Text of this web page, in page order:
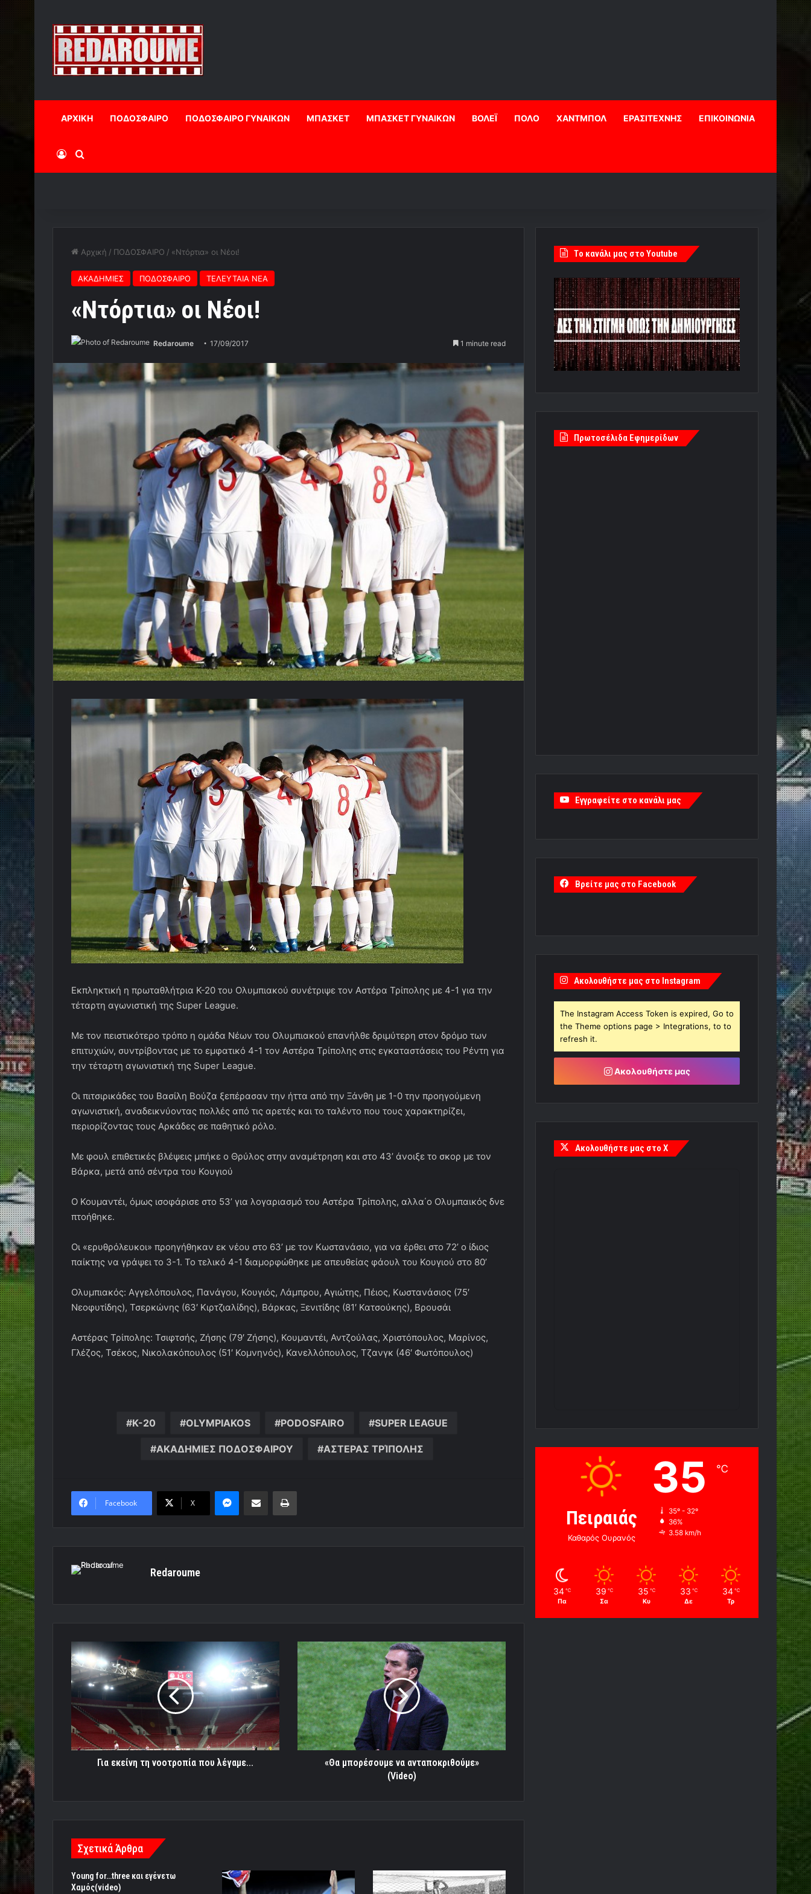
ΑΡΧΙΚΗ ΠΟΔΟΣΦΑΙΡΟ ΠΟΔΟΣΦΑΙΡΟ ΓΥΝΑΙΚΩΝ ΜΠΑΣΚΕΤ ΜΠΑΣΚΕΤ ΓΥΝΑΙΚΩΝ ΒΟΛΕΪ ΠΟΛΟ ΧΑΝΤΜΠΟΛ ΕΡΑΣΙΤΕΧΝΗΣ ΕΠΙΚΟΙΝΩΝΙΑ
Log InΑναζήτηση
Αρχική / ΠΟΔΟΣΦΑΙΡΟ / «Ντόρτια» οι Νέοι!
ΑΚΑΔΗΜΙΕΣ ΠΟΔΟΣΦΑΙΡΟ ΤΕΛΕΥΤΑΙΑ ΝΕΑ
«Ντόρτια» οι Νέοι!
Redaroume 17/09/2017 1 minute read
Εκπληκτική η πρωταθλήτρια Κ-20 του Ολυμπιακού συνέτριψε τον Αστέρα Τρίπολης με 4-1 για την
τέταρτη αγωνιστική της Super League.
Με τον πειστικότερο τρόπο η ομάδα Νέων του Ολυμπιακού επανήλθε δριμύτερη στον δρόμο των
επιτυχιών, συντρίβοντας με το εμφατικό 4-1 τον Αστέρα Τρίπολης στις εγκαταστάσεις του Ρέντη για
την τέταρτη αγωνιστική της Super League.
Οι πιτσιρικάδες του Βασίλη Βούζα ξεπέρασαν την ήττα από την Ξάνθη με 1-0 την προηγούμενη
αγωνιστική, αναδεικνύοντας πολλές από τις αρετές και το ταλέντο που τους χαρακτηρίζει,
περιορίζοντας τους Αρκάδες σε παθητικό ρόλο.
Με φουλ επιθετικές βλέψεις μπήκε ο Θρύλος στην αναμέτρηση και στο 43’ άνοιξε το σκορ με τον
Βάρκα, μετά από σέντρα του Κουγιού
Ο Κουμαντέι, όμως ισοφάρισε στο 53’ για λογαριασμό του Αστέρα Τρίπολης, αλλα΄ο Ολυμπαικός δνε
πτοήθηκε.
Οι «ερυθρόλευκοι» προηγήθηκαν εκ νέου στο 63’ με τον Κωστανάσιο, για να έρθει στο 72’ ο ίδιος
παίκτης να γράψει το 3-1. Το τελικό 4-1 διαμορφώθηκε με απευθείας φάουλ του Κουγιού στο 80’
Ολυμπιακός: Αγγελόπουλος, Πανάγου, Κουγιός, Λάμπρου, Αγιώτης, Πέιος, Κωστανάσιος (75′
Νεοφυτίδης), Τσερκώνης (63′ Κιρτζιαλίδης), Βάρκας, Ξενιτίδης (81′ Κατσούκης), Βρουσάι
Αστέρας Τρίπολης: Τσιφτσής, Ζήσης (79′ Ζήσης), Κουμαντέι, Αντζούλας, Χριστόπουλος, Μαρίνος,
Γλέζος, Τσέκος, Νικολακόπουλος (51′ Κομνηνός), Κανελλόπουλος, Τζανγκ (46′ Φωτόπουλος)
K-20 OLYMPIAKOS PODOSFAIRO SUPER LEAGUE
ΑΚΑΔΗΜΙΕΣ ΠΟΔΟΣΦΑΙΡΟΥ ΑΣΤΕΡΑΣ ΤΡΊΠΟΛΗΣ
Facebook X
MessengerΚοινοποίηση μέσω ηλεκτρονικού ταχυδρομείουΕκτύπωση
Redaroume
Για
εκείνη
τη
νοοτροπία
που
λέγαμε...
Για εκείνη τη νοοτροπία που λέγαμε...
«Θα
μπορέσουμε
να
ανταποκριθούμε»
(Video)
«Θα μπορέσουμε να ανταποκριθούμε»
(Video)
Σχετικά Άρθρα
Υoung for…three και εγένετω
Χαμός(video)
Tο κανάλι μας στο Youtube
Πρωτοσέλιδα Εφημερίδων
Εγγραφείτε στο κανάλι μας
Βρείτε μας στο Facebook
Ακολουθήστε μας στο Instagram
The Instagram Access Token is expired, Go to
the Theme options page > Integrations, to to
refresh it.
Ακολουθήστε μας
Ακολουθήστε μας στο X
Πειραιάς
Καθαρός Ουρανός
35 ℃
35º - 32º
36%
3.58 km/h
34 ℃
Πα
39 ℃
Σα
35 ℃
Κυ
33 ℃
Δε
34 ℃
Τρ